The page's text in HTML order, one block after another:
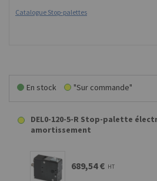
Catalogue Stop-palettes
En stock "Sur commande"
DEL0-120-5-R Stop-palette
amortissement
689,54 € HT